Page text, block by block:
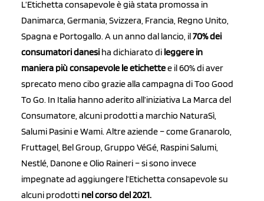
L’Etichetta consapevole è già stata promossa in
Danimarca, Germania, Svizzera, Francia, Regno Unito,
Spagna e Portogallo. A un anno dal lancio, il70% dei
consumatori danesi ha dichiarato di leggere in
maniera più consapevole le etichettee il 60% di aver
sprecato meno cibo grazie alla campagna di Too Good
To Go. In Italia hanno aderito all’iniziativa La Marca del
Consumatore, alcuni prodotti a marchio NaturaSì,
Salumi Pasini e Wami. Altre aziende – come Granarolo,
Fruttagel, Bel Group, Gruppo VéGé, Raspini Salumi,
Nestlé, Danone e Olio Raineri – si sono invece
impegnate ad aggiungere l’Etichetta consapevole su
alcuni prodotti nel corso del 2021.